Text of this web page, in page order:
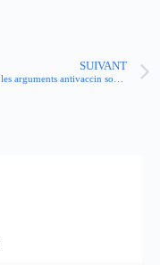
SUIVANT